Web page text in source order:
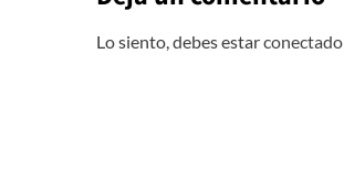
Lo siento, debes estarconectado